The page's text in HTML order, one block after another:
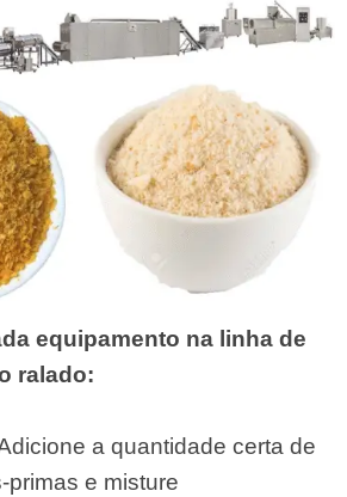
equipamento na linha de
ralado:
a quantidade certa de
primas e misture